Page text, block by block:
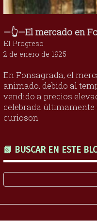
—👆—El mercado en
El Progreso
2 de enero de 1925
En Fonsagrada, el
animado, debido al
vendido a precios
celebrada
curioson
📗 BUSCAR EN ESTE